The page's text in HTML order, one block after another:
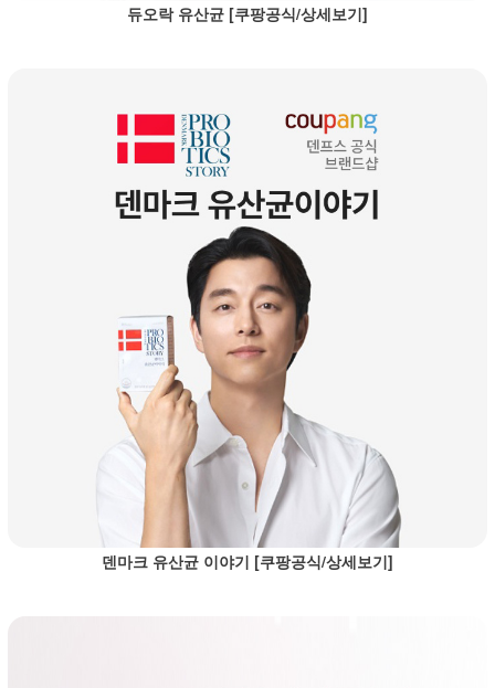
듀오락 유산균 [쿠팡공식/상세보기]
덴마크 유산균 이야기 [쿠팡공식/상세보기]